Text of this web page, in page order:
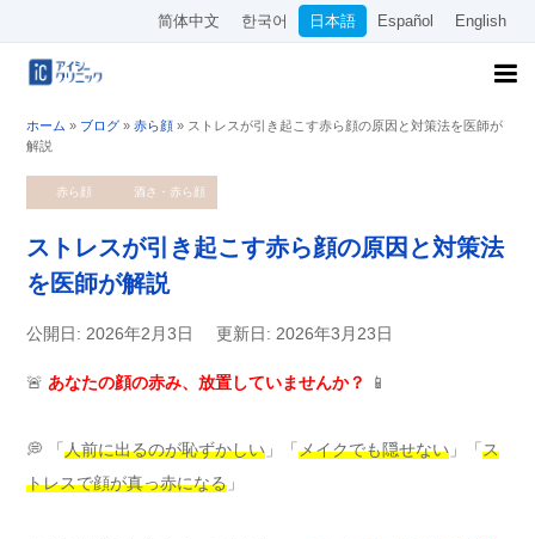
简体中文 한국어 日本語 Español English
ホーム » ブログ » 赤ら顔 » ストレスが引き起こす赤ら顔の原因と対策法を医師が
解説
赤ら顔 酒さ・赤ら顔
ストレスが引き起こす赤ら顔の原因と対策法
を医師が解説
公開日: 2026年2月3日 更新日: 2026年3月23日
🚨 あなたの顔の赤み、放置していませんか？ 📱
💭 「 人前に出るのが恥ずかしい 」「 メイクでも隠せない 」「 ス
トレスで顔が真っ赤になる 」